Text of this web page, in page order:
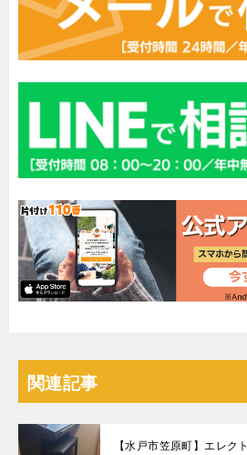
関連記事
【水戸市笠原町】エレク